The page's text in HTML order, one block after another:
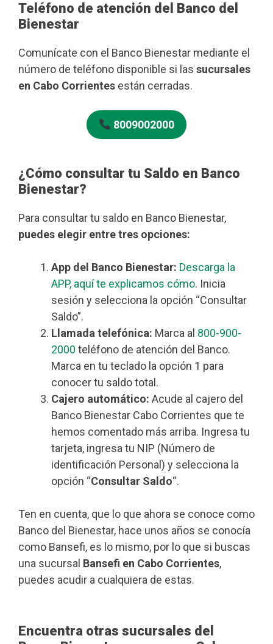
Teléfono de atención del Banco del
Bienestar
Comunícate con el Banco Bienestar mediante el
número de teléfono disponible si las sucursales
en Cabo Corrientes están cerradas.
8009002000
¿Cómo consultar tu Saldo en Banco
Bienestar?
Para consultar tu saldo en Banco Bienestar,
puedes elegir entre tres opciones:
App del Banco Bienestar: Descarga la
APP, aquí te explicamos cómo. Inicia
sesión y selecciona la opción “Consultar
Saldo”.
Llamada telefónica: Marca al 800-900-
2000 teléfono de atención del Banco.
Marca en tu teclado la opción 1 para
conocer tu saldo total.
Cajero automático: Acude al cajero del
Banco Bienestar Cabo Corrientes que te
hemos comentado más arriba. Ingresa tu
tarjeta, ingresa tu NIP (Número de
identificación Personal) y selecciona la
opción “Consultar Saldo“.
Ten en cuenta, que lo que ahora se conoce como
Banco del Bienestar, hace unos años se conocía
como Bansefi, es lo mismo, por lo que si buscas
una sucursal Bansefi en Cabo Corrientes,
puedes acudir a cualquiera de estas.
Encuentra otras sucursales del